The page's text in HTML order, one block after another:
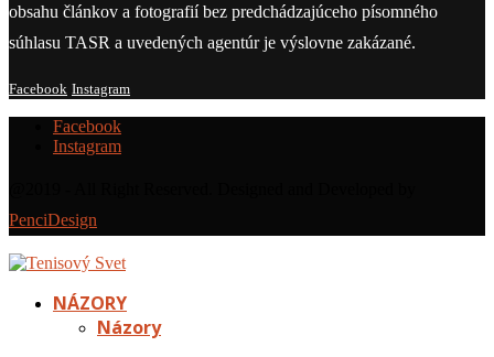
obsahu článkov a fotografií bez predchádzajúceho písomného
súhlasu TASR a uvedených agentúr je výslovne zakázané.
Facebook Instagram
Facebook
Instagram
PenciDesign
NÁZORY
Názory